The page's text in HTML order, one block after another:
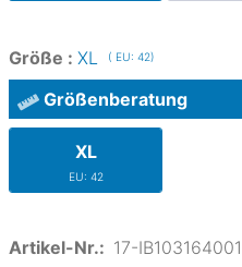
Größe : XL ( EU: 42)
Größenberatung
XL
EU: 42
Artikel-Nr.: 17-